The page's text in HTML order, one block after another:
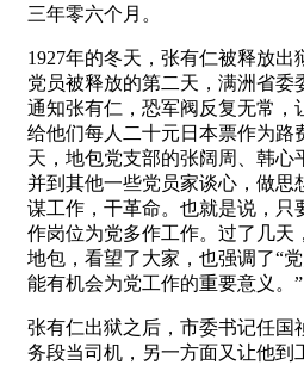
三年零六个月。
1927年的冬天，张有仁被释放
党员被释放的第二天，满洲省委
通知张有仁，恐军阀反复无常，
给他们每人二十元日本票作为路
天，地包党支部的张阔周、韩心
并到其他一些党员家谈心，做思
谋工作，干革命。也就是说，只
作岗位为党多作工作。过了几天
地包，看望了大家，也强调了“
能有机会为党工作的重要意义。”
张有仁出狱之后，市委书记任国
务段当司机，另一方面又让他到